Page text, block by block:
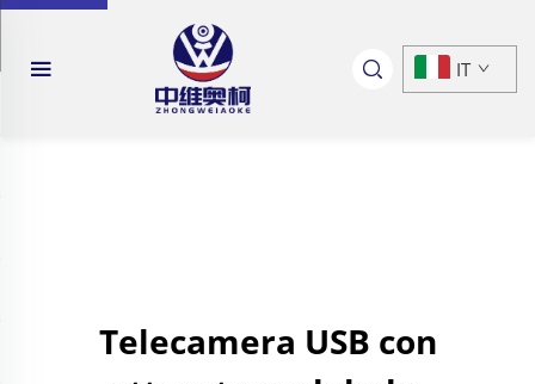
IT
Telecamera USB con